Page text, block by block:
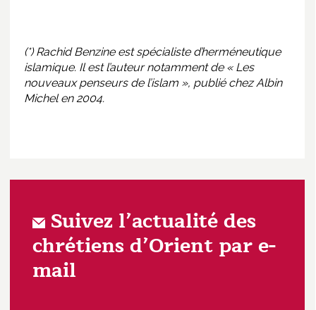
(*) Rachid Benzine est spécialiste d’herméneutique
islamique. Il est l’auteur notamment de « Les
nouveaux penseurs de l’islam », publié chez Albin
Michel en 2004.
Suivez l’actualité des
chrétiens d’Orient par e-
mail